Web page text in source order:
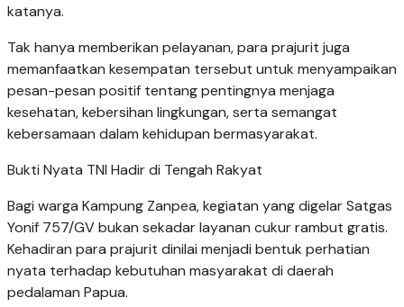
katanya.
Tak hanya memberikan pelayanan, para prajurit juga
memanfaatkan kesempatan tersebut untuk menyampaikan
pesan-pesan positif tentang pentingnya menjaga
kesehatan, kebersihan lingkungan, serta semangat
kebersamaan dalam kehidupan bermasyarakat.
Bukti Nyata TNI Hadir di Tengah Rakyat
Bagi warga Kampung Zanpea, kegiatan yang digelar Satgas
Yonif 757/GV bukan sekadar layanan cukur rambut gratis.
Kehadiran para prajurit dinilai menjadi bentuk perhatian
nyata terhadap kebutuhan masyarakat di daerah
pedalaman Papua.